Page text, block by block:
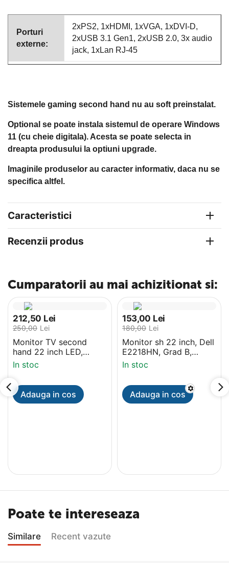
Porturi
externe:
2xPS2, 1xHDMI, 1xVGA, 1xDVI-D,
2xUSB 3.1 Gen1, 2xUSB 2.0, 3x audio
jack, 1xLan RJ-45
Sistemele gaming second hand nu au soft preinstalat.
Optional se poate instala sistemul de operare Windows
11 (cu cheie digitala). Acesta se poate selecta in
dreapta produsului la optiuni upgrade.
Imaginile produselor au caracter informativ, daca nu se
specifica altfel.
Caracteristici
Recenzii produs
Cumparatorii au mai achizitionat si:
212,50 Lei
250,00 Lei
Monitor TV second
hand 22 inch LED,
Samsung HDTV, HD,
HDMI
In stoc
Adauga in cos
153,00 Lei
180,00 Lei
Monitor sh 22 inch, Dell
E2218HN, Grad B,
HDMI, 1920x1080
In stoc
Adauga in cos
Poate te intereseaza
Similare Recent vazute